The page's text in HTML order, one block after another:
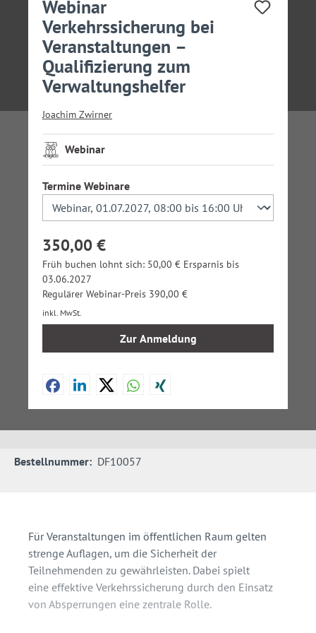
Webinar
Verkehrssicherung bei
Veranstaltungen –
Qualifizierung zum
Verwaltungshelfer
Joachim Zwirner
Webinar
Termine Webinareauswählen
350,00 €
Früh buchen lohnt sich: 50,00 € Ersparnis bis
03.06.2027
Regulärer Webinar-Preis 390,00 €
inkl. MwSt.
Zur Anmeldung
Bestellnummer: DF10057
Für Veranstaltungen im öffentlichen Raum gelten
strenge Auflagen, um die Sicherheit der
Teilnehmenden zu gewährleisten. Dabei spielt
eine effektive Verkehrssicherung durch den Einsatz
von Absperrungen eine zentrale Rolle.